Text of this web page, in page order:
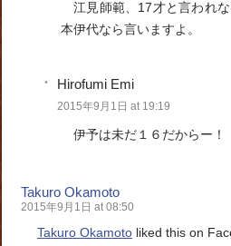
江見師範、17才と言われ
本伊代なら言いますよ。
Hirofumi Emi
2015年9月1日 at 19:19
伊予は未だ１６だからー！
Takuro Okamoto
2015年9月1日 at 08:50
Takuro Okamoto liked this on